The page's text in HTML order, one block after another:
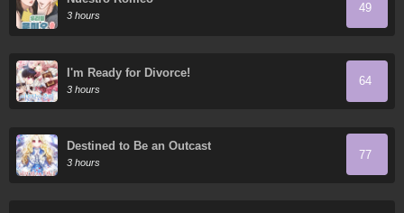
3 hours
49
I'm Ready for Divorce!
3 hours
64
Destined to Be an Outcast
3 hours
77